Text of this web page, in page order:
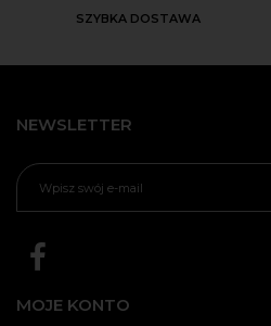
SZYBKA DOSTAWA
NEWSLETTER
MOJE KONTO